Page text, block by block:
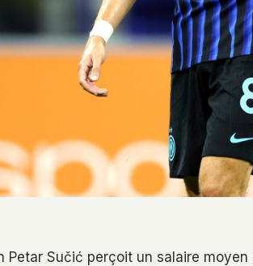
Petar Sučić perçoit un salaire